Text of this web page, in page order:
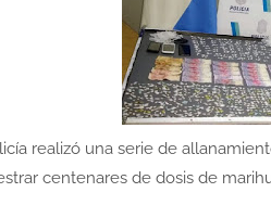
realizó una serie de
centenares de dosis de